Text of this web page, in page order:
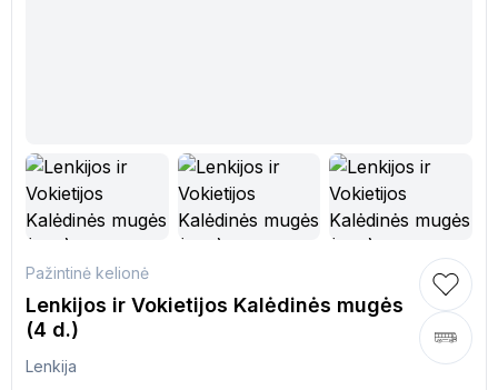
Pažintinė kelionė
Lenkijos ir Vokietijos Kalėdinės mugės
(4 d.)
Lenkija